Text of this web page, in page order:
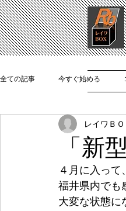
ホーム
全ての記事 今すぐ始める
「新
レイワＢ
４月に入っ
福井県内でも
大変な状態に